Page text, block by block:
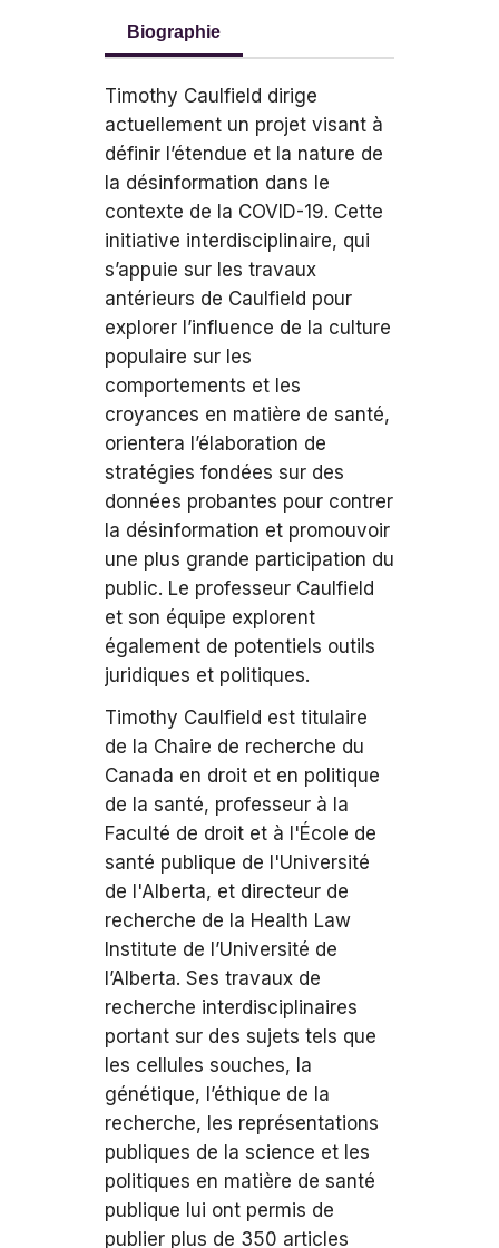
Biographie
Timothy Caulfield dirige
actuellement un projet visant à
définir l’étendue et la nature de
la désinformation dans le
contexte de la COVID-19. Cette
initiative interdisciplinaire, qui
s’appuie sur les travaux
antérieurs de Caulfield pour
explorer l’influence de la culture
populaire sur les
comportements et les
croyances en matière de santé,
orientera l’élaboration de
stratégies fondées sur des
données probantes pour contrer
la désinformation et promouvoir
une plus grande participation du
public. Le professeur Caulfield
et son équipe explorent
également de potentiels outils
juridiques et politiques.
Timothy Caulfield est titulaire
de la Chaire de recherche du
Canada en droit et en politique
de la santé, professeur à la
Faculté de droit et à l'École de
santé publique de l'Université
de l'Alberta, et directeur de
recherche de la Health Law
Institute de l’Université de
l’Alberta. Ses travaux de
recherche interdisciplinaires
portant sur des sujets tels que
les cellules souches, la
génétique, l’éthique de la
recherche, les représentations
publiques de la science et les
politiques en matière de santé
publique lui ont permis de
publier plus de 350 articles